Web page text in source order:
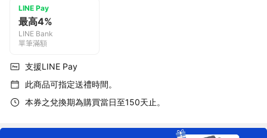
LINE Pay
最高4%
LINE Bank
單筆滿額
支援LINE Pay
此商品可指定送禮時間。
本券之兌換期為購買當日至150天止。